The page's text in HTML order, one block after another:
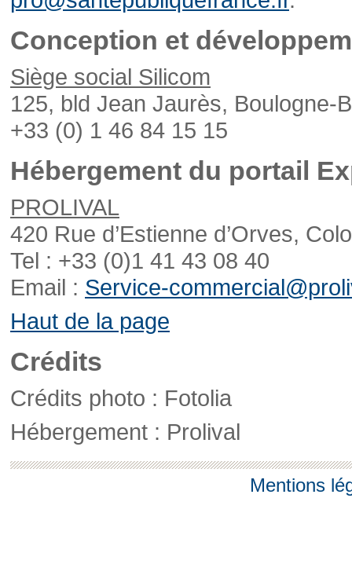
Conception et
Siège social Silicom
125, bld Jean Jaurès, Boulogne-
+33 (0) 1 46 84 15 15
Hébergement du portail
PROLIVAL
420 Rue d’Estienne d’Orves,
Tel : +33 (0)1 41 43 08 40
Email : Service-
Haut de la page
Crédits
Crédits photo : Fotolia
Hébergement : Prolival
Mentions